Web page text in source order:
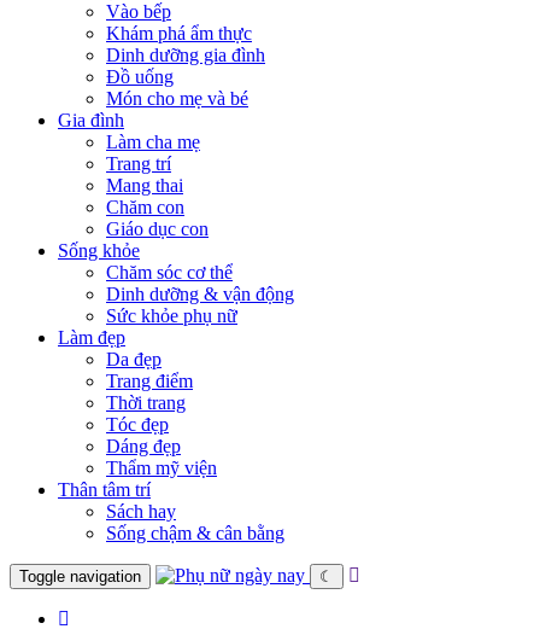
Vào bếp
Khám phá ẩm thực
Dinh dưỡng gia đình
Đồ uống
Món cho mẹ và bé
Gia đình
Làm cha mẹ
Trang trí
Mang thai
Chăm con
Giáo dục con
Sống khỏe
Chăm sóc cơ thể
Dinh dưỡng & vận động
Sức khỏe phụ nữ
Làm đẹp
Da đẹp
Trang điểm
Thời trang
Tóc đẹp
Dáng đẹp
Thẩm mỹ viện
Thân tâm trí
Sách hay
Sống chậm & cân bằng
Toggle navigation ☾